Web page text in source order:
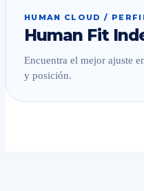
HUMAN CLOUD /
Human Fit
Encuentra el mejor ajuste
y posición.